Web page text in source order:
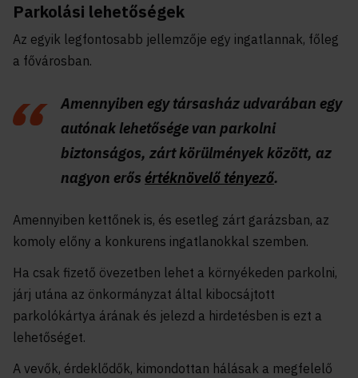
Parkolási lehetőségek
Az egyik legfontosabb jellemzője egy ingatlannak, főleg
a fővárosban.
Amennyiben egy társasház udvarában egy
autónak lehetősége van parkolni
biztonságos, zárt körülmények között, az
nagyon erős értéknövelő tényező.
Amennyiben kettőnek is, és esetleg zárt garázsban, az
komoly előny a konkurens ingatlanokkal szemben.
Ha csak fizető övezetben lehet a környékeden parkolni,
járj utána az önkormányzat által kibocsájtott
parkolókártya árának és jelezd a hirdetésben is ezt a
lehetőséget.
A vevők, érdeklődők, kimondottan hálásak a megfelelő